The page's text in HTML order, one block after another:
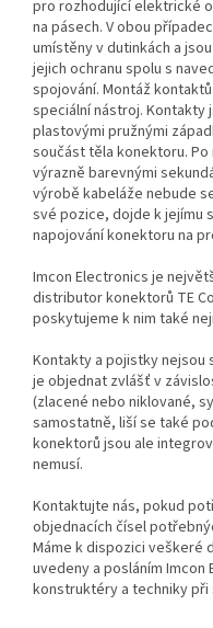
pro rozhodující elektrické
na pásech. V obou
umístěny v dutinkách a
jejich ochranu spolu s
spojování. Montáž
speciální nástroj.
plastovými pružnými
součást těla konektoru.
výrazně barevnými
výrobě kabeláže nebude
své pozice, dojde k jejímu
napojování konektoru na
Imcon Electronics je
distributor konektorů TE
poskytujeme k nim také
Kontakty a pojistky nejsou
je objednat zvlášť v
(zlacené nebo niklované,
samostatně, liší se také
konektorů jsou ale
nemusí.
Kontaktujte nás, pokud
objednacích čísel
Máme k dispozici veškeré
uvedeny a posláním
konstruktéry a techniky